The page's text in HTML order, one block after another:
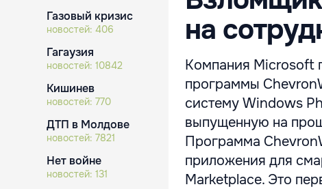
Газовый кризис
новостей: 406
Гагаузия
новостей: 10842
Кишинев
новостей: 770
ДТП в Молдове
новостей: 7821
Нет войне
новостей: 131
на
Компания Microsoft
программы
систему Windows
выпущенную на
Программа
приложения для
Marketplace. Это